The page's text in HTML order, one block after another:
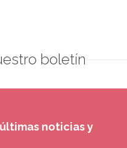
boletín
noticias y